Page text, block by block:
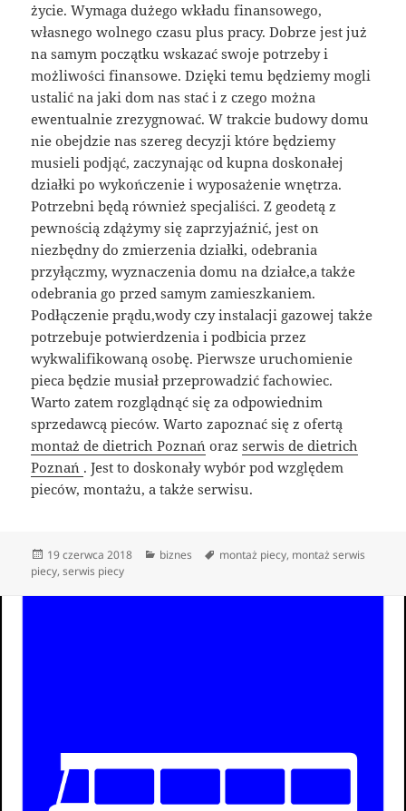
życie. Wymaga dużego wkładu finansowego,
własnego wolnego czasu plus pracy. Dobrze jest już
na samym początku wskazać swoje potrzeby i
możliwości finansowe. Dzięki temu będziemy mogli
ustalić na jaki dom nas stać i z czego można
ewentualnie zrezygnować. W trakcie budowy domu
nie obejdzie nas szereg decyzji które będziemy
musieli podjąć, zaczynając od kupna doskonałej
działki po wykończenie i wyposażenie wnętrza.
Potrzebni będą również specjaliści. Z geodetą z
pewnością zdążymy się zaprzyjaźnić, jest on
niezbędny do zmierzenia działki, odebrania
przyłączmy, wyznaczenia domu na działce,a także
odebrania go przed samym zamieszkaniem.
Podłączenie prądu,wody czy instalacji gazowej także
potrzebuje potwierdzenia i podbicia przez
wykwalifikowaną osobę. Pierwsze uruchomienie
pieca będzie musiał przeprowadzić fachowiec.
Warto zatem rozglądnąć się za odpowiednim
sprzedawcą pieców. Warto zapoznać się z ofertą
montaż de dietrich Poznań orazserwis de dietrich
Poznań . Jest to doskonały wybór pod względem
pieców, montażu, a także serwisu.
Data
publikacji
19 czerwca 2018 Kategorie
biznes Tagi
montaż piecy, montaż serwis
piecy,serwis piecy